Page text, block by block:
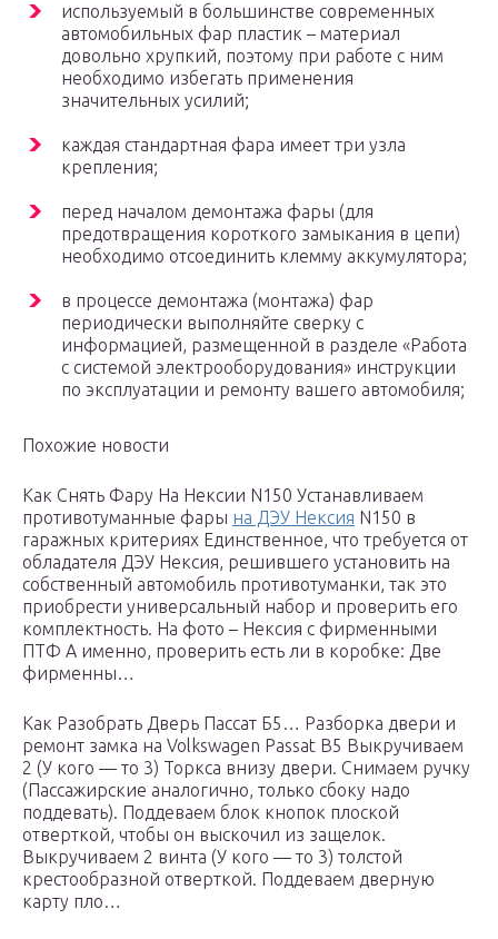
используемый в большинстве современных
автомобильных фар пластик – материал
довольно хрупкий, поэтому при работе с ним
необходимо избегать применения
значительных усилий;
каждая стандартная фара имеет три узла
крепления;
перед началом демонтажа фары (для
предотвращения короткого замыкания в цепи)
необходимо отсоединить клемму аккумулятора;
в процессе демонтажа (монтажа) фар
периодически выполняйте сверку с
информацией, размещенной в разделе «Работа
с системой электрооборудования» инструкции
по эксплуатации и ремонту вашего автомобиля;
Похожие новости
Как Снять Фару На Нексии N150 Устанавливаем
противотуманные фары на ДЭУ Нексия N150 в
гаражных критериях Единственное, что требуется от
обладателя ДЭУ Нексия, решившего установить на
собственный автомобиль противотуманки, так это
приобрести универсальный набор и проверить его
комплектность. На фото – Нексия с фирменными
ПТФ А именно, проверить есть ли в коробке: Две
фирменны…
Как Разобрать Дверь Пассат Б5… Разборка двери и
ремонт замка на Volkswagen Passat B5 Выкручиваем
2 (У кого — то 3) Торкса внизу двери. Снимаем ручку
(Пассажирские аналогично, только сбоку надо
поддевать). Поддеваем блок кнопок плоской
отверткой, чтобы он выскочил из защелок.
Выкручиваем 2 винта (У кого — то 3) толстой
крестообразной отверткой. Поддеваем дверную
карту пло…